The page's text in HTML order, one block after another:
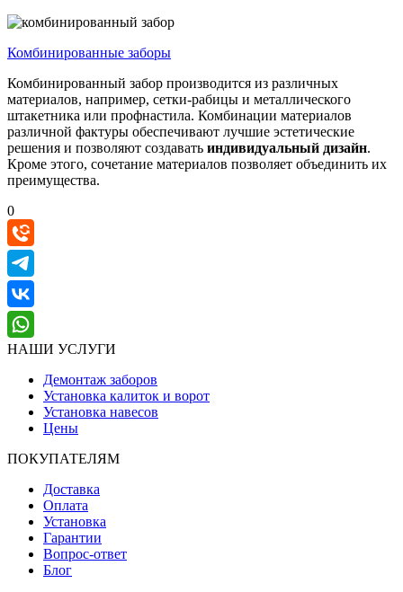
Комбинированные заборы
Комбинированный забор производится из различных
материалов, например, сетки-рабицы и металлического
штакетника или профнастила. Комбинации материалов
различной фактуры обеспечивают лучшие эстетические
решения и позволяют создавать индивидуальный дизайн.
Кроме этого, сочетание материалов позволяет объединить их
преимущества.
0
НАШИ УСЛУГИ
Демонтаж заборов
Установка калиток и ворот
Установка навесов
Цены
ПОКУПАТЕЛЯМ
Доставка
Оплата
Установка
Гарантии
Вопрос-ответ
Блог